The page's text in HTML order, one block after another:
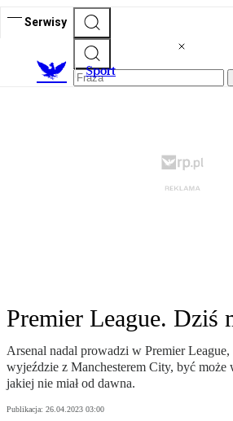
Serwisy
Sport
Premier League. Dziś
Arsenal nadal prowadzi w Premier League,
wyjeździe z Manchesterem City, być może
jakiej nie miał od dawna.
Publikacja: 26.04.2023 03:00